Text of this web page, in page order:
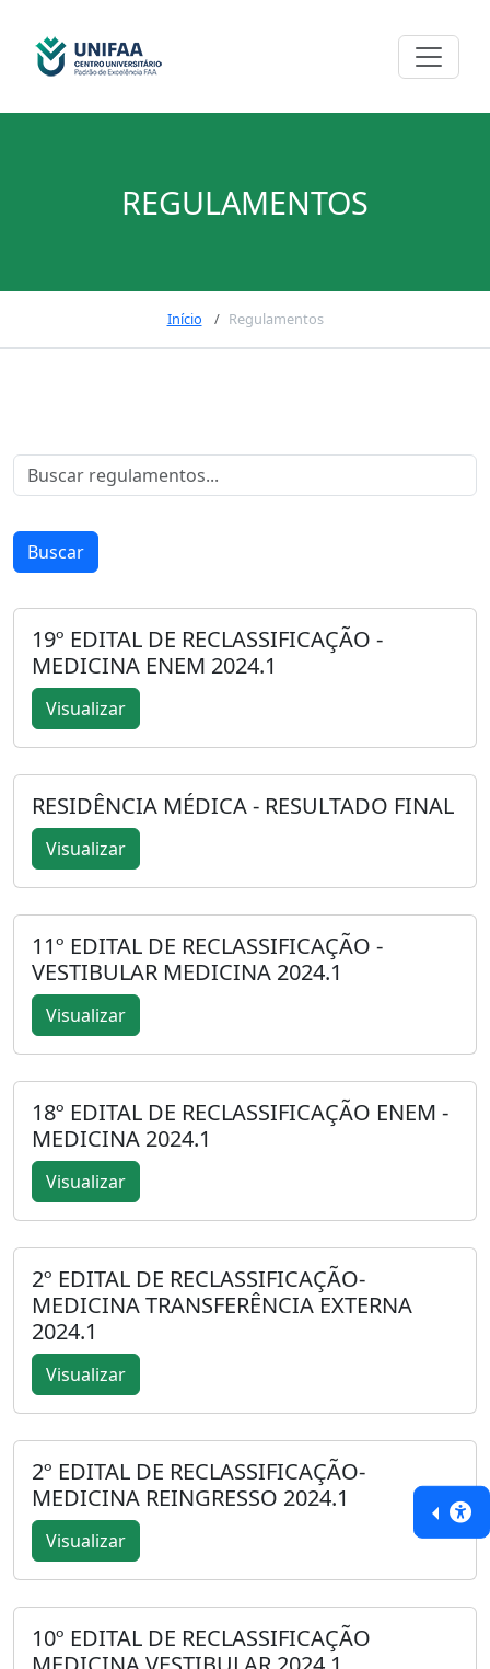
REGULAMENTOS
Início Regulamentos
Buscar
19º EDITAL DE RECLASSIFICAÇÃO -
MEDICINA ENEM 2024.1
Visualizar
RESIDÊNCIA MÉDICA - RESULTADO FINAL
Visualizar
11º EDITAL DE RECLASSIFICAÇÃO -
VESTIBULAR MEDICINA 2024.1
Visualizar
18º EDITAL DE RECLASSIFICAÇÃO ENEM -
MEDICINA 2024.1
Visualizar
2º EDITAL DE RECLASSIFICAÇÃO-
MEDICINA TRANSFERÊNCIA EXTERNA
2024.1
Visualizar
2º EDITAL DE RECLASSIFICAÇÃO-
MEDICINA REINGRESSO 2024.1
Visualizar
10º EDITAL DE RECLASSIFICAÇÃO